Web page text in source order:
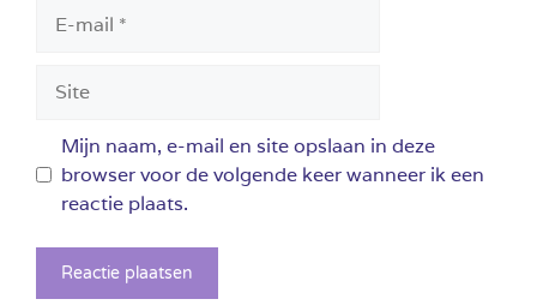
mail
Mijn naam, e-mail en site opslaan in deze
browser voor de volgende keer wanneer ik een
reactie plaats.